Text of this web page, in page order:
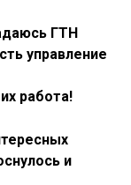
ГТН
управление
работа!
и